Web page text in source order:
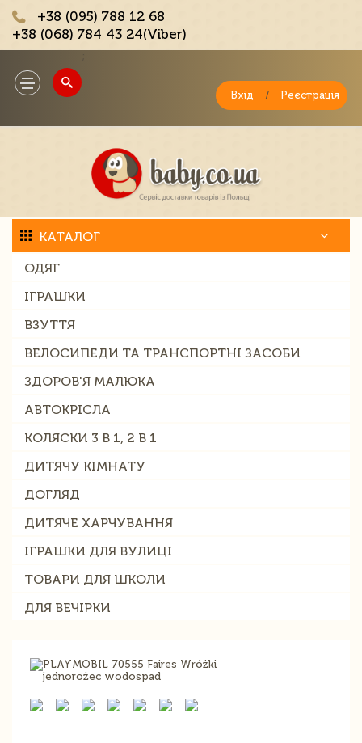
+38 (095) 788 12 68
+38 (068) 784 43 24(Viber)
Toggle
navigation
Вхід / Реєстрація
КАТАЛОГ
ОДЯГ
ІГРАШКИ
ВЗУТТЯ
ВЕЛОСИПЕДИ ТА ТРАНСПОРТНІ ЗАСОБИ
ЗДОРОВ'Я МАЛЮКА
АВТОКРІСЛА
КОЛЯСКИ 3 В 1, 2 В 1
ДИТЯЧУ КІМНАТУ
ДОГЛЯД
ДИТЯЧЕ ХАРЧУВАННЯ
ІГРАШКИ ДЛЯ ВУЛИЦІ
ТОВАРИ ДЛЯ ШКОЛИ
ДЛЯ ВЕЧІРКИ